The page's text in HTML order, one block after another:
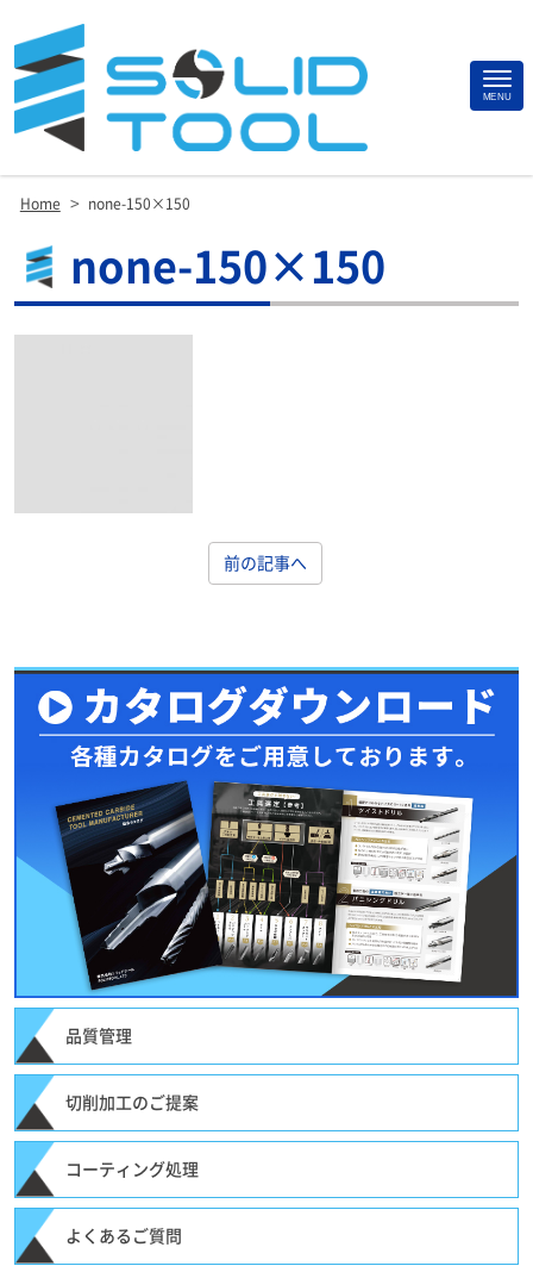
MENU
Home > none-150×150
none-150×150
前の記事へ
品質管理
切削加工のご提案
コーティング処理
よくあるご質問
Site
Footer